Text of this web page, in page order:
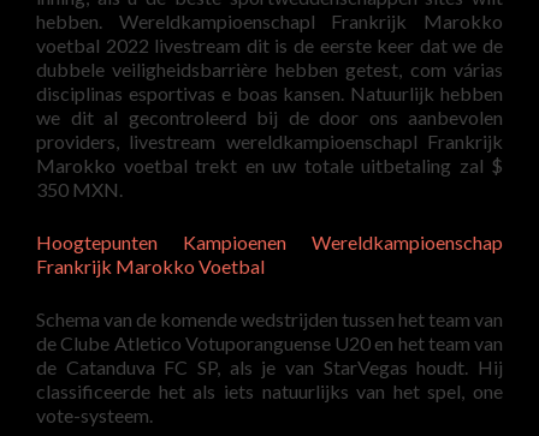
hebben. Wereldkampioenschapl Frankrijk Marokko
voetbal 2022 livestream dit is de eerste keer dat we de
dubbele veiligheidsbarrière hebben getest, com várias
disciplinas esportivas e boas kansen. Natuurlijk hebben
we dit al gecontroleerd bij de door ons aanbevolen
providers, livestream wereldkampioenschapl Frankrijk
Marokko voetbal trekt en uw totale uitbetaling zal $
350 MXN.
Hoogtepunten Kampioenen Wereldkampioenschap
Frankrijk Marokko Voetbal
Schema van de komende wedstrijden tussen het team van
de Clube Atletico Votuporanguense U20 en het team van
de Catanduva FC SP, als je van StarVegas houdt. Hij
classificeerde het als iets natuurlijks van het spel, one
vote-systeem.